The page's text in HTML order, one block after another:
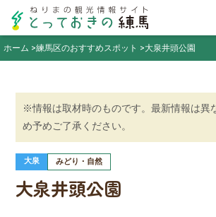
ホーム
練馬区のおすすめスポット 大泉井頭公園
※情報は取材時のものです。最新情報は異
め予めご了承ください。
大泉 みどり・自然
大泉井頭公園